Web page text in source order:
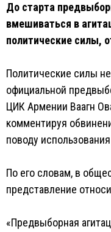
До старта
вмешиваться в
политические силы,
Политические силы
официальной
ЦИК Армении Ваагн
комментируя
поводу
По его словам, в
представление
«Предвыборная